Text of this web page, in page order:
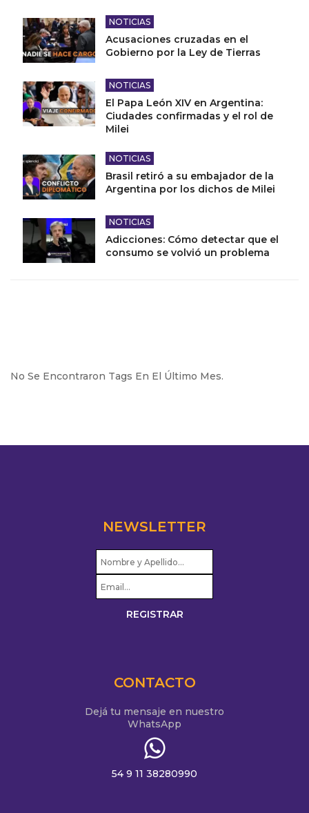
NOTICIAS
Acusaciones cruzadas en el
Gobierno por la Ley de Tierras
NOTICIAS
El Papa León XIV en Argentina:
Ciudades confirmadas y el rol de
Milei
NOTICIAS
Brasil retiró a su embajador de la
Argentina por los dichos de Milei
NOTICIAS
Adicciones: Cómo detectar que el
consumo se volvió un problema
No Se Encontraron Tags En El Último Mes.
NEWSLETTER
CONTACTO
Dejá tu mensaje en nuestro
WhatsApp
54 9 11 38280990